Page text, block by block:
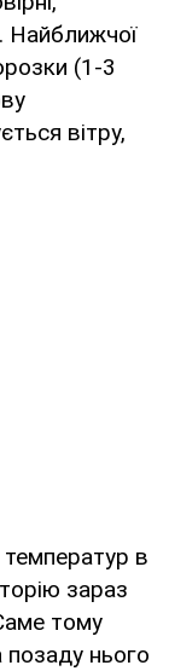
Найближчої
(1-3
вітру,
в
зараз
тому
позаду нього